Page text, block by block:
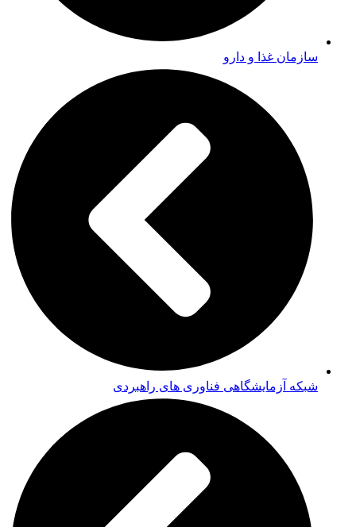
سازمان غذا و دارو
شبکه آزمایشگاهی فناوری های راهبردی